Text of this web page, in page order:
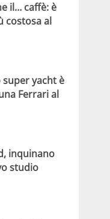
il… caffè: è
costosa al
yacht è
Ferrari al
inquinano
studio